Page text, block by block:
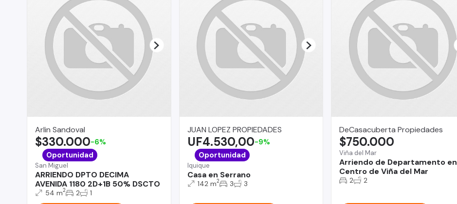
Arlin Sandoval
San Miguel
ARRIENDO DPTO DECIMA
AVENIDA 1180 2D+1B 50% DSCTO
$330.000-6%
Oportunidad
54 m2 2 1
JUAN LOPEZ PROPIEDADES
Iquique
Casa en Serrano
UF4.530,00-9%
Oportunidad
142 m2 3 3
DeCasacuberta Propiedades
Viña del Mar
Arriendo de Departamento en
Centro de Viña del Mar
$750.000
2 2